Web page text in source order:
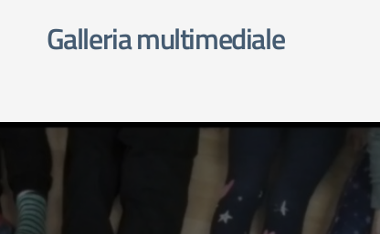
Galleria multimediale